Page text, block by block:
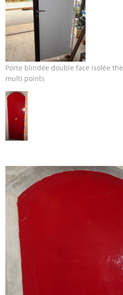
Porte blindée double face isolée
multi points